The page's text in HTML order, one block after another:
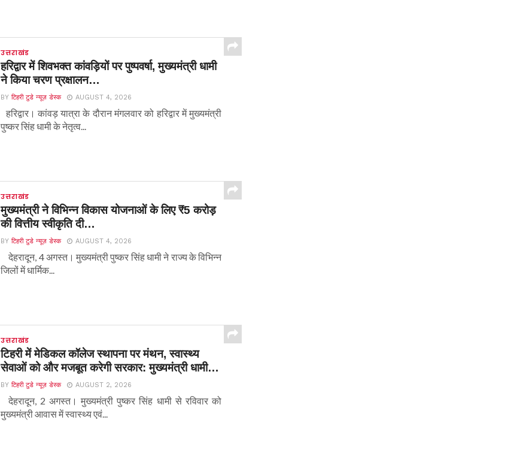
उत्तराखंड
हरिद्वार में शिवभक्त कांवड़ियों पर पुष्पवर्षा, मुख्यमंत्री धामी
ने किया चरण प्रक्षालन…
BYटिहरी टुडे न्यूज़ डेस्क AUGUST 4, 2026
हरिद्वार। कांवड़ यात्रा के दौरान मंगलवार को हरिद्वार में मुख्यमंत्री
पुष्कर सिंह धामी के नेतृत्व...
उत्तराखंड
मुख्यमंत्री ने विभिन्न विकास योजनाओं के लिए ₹5 करोड़
की वित्तीय स्वीकृति दी…
BYटिहरी टुडे न्यूज़ डेस्क AUGUST 4, 2026
देहरादून, 4 अगस्त। मुख्यमंत्री पुष्कर सिंह धामी ने राज्य के विभिन्न
जिलों में धार्मिक...
उत्तराखंड
टिहरी में मेडिकल कॉलेज स्थापना पर मंथन, स्वास्थ्य
सेवाओं को और मजबूत करेगी सरकार: मुख्यमंत्री धामी…
BYटिहरी टुडे न्यूज़ डेस्क AUGUST 2, 2026
देहरादून, 2 अगस्त। मुख्यमंत्री पुष्कर सिंह धामी से रविवार को
मुख्यमंत्री आवास में स्वास्थ्य एवं...